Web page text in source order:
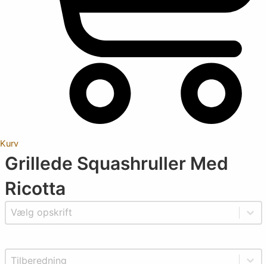
Kurv
Grillede Squashruller Med
Ricotta
Vælg kategori
Select content
Tidsforbrug